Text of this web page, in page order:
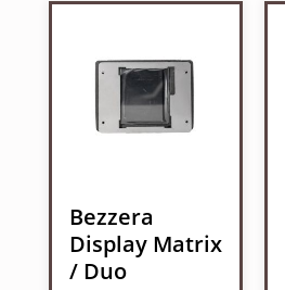
Bezzera
Display Matrix
/ Duo